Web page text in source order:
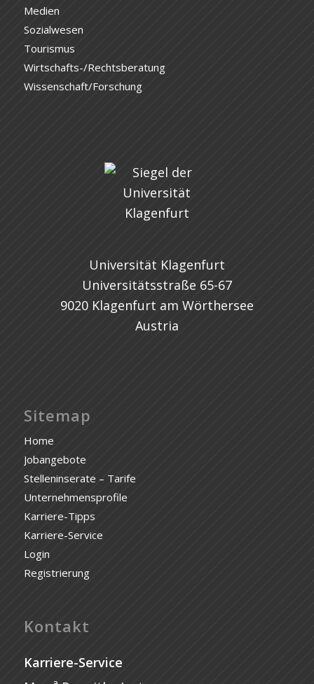
Medien
Sozialwesen
Tourismus
Wirtschafts-/Rechtsberatung
Wissenschaft/Forschung
Universität Klagenfurt
Universitätsstraße 65-67
9020 Klagenfurt am Wörthersee
Austria
Sitemap
Home
Jobangebote
Stelleninserate – Tarife
Unternehmensprofile
Karriere-Tipps
Karriere-Service
Login
Registrierung
Kontakt
Karriere-Service